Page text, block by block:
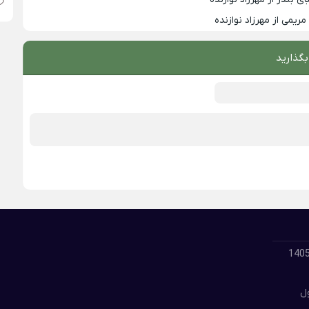
از مهرزاد نوازنده
دانلود گلچین بهترین آهنگ های مسعود جلیلیان 1405